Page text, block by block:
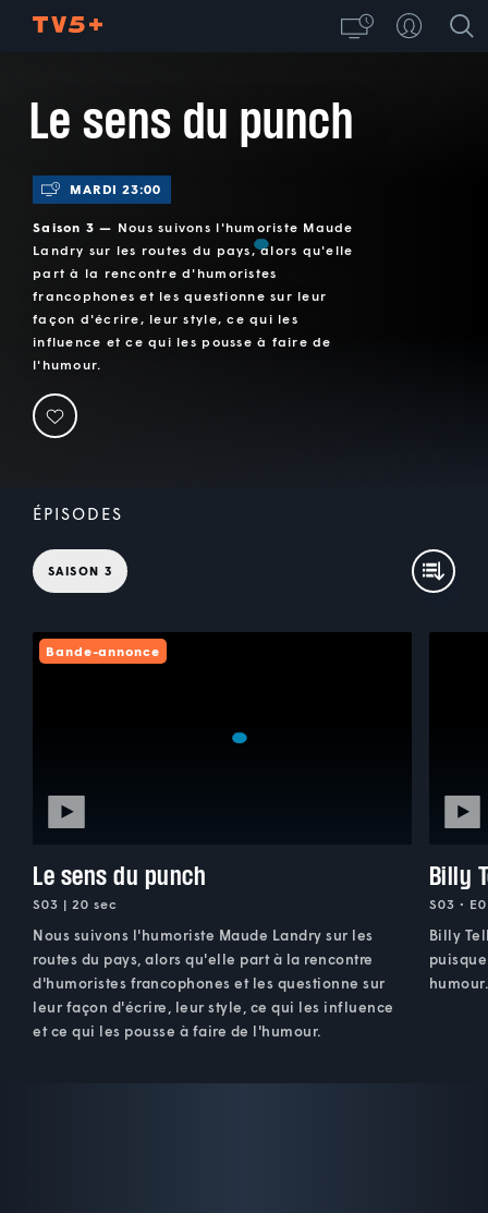
Le sens du punch
MARDI 23:00
Saison 3 — Nous suivons l'humoriste Maude
Landry sur les routes du pays, alors qu'elle
part à la rencontre d'humoristes
francophones et les questionne sur leur
façon d'écrire, leur style, ce qui les
influence et ce qui les pousse à faire de
l'humour.
ÉPISODES
SAISON 3
Bande-annonce
Le sens du punch
S03 | 20 sec
Nous suivons l'humoriste Maude Landry sur les
routes du pays, alors qu'elle part à la rencontre
d'humoristes francophones et les questionne sur
leur façon d'écrire, leur style, ce qui les influence
et ce qui les pousse à faire de l'humour.
Billy
S03 •
Billy